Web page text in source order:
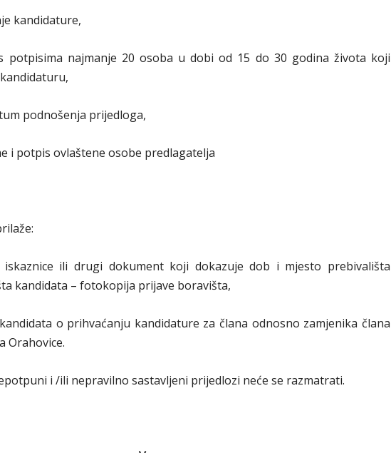
kandidature,
potpisima najmanje 20 osoba u dobi od 15 do 30 godina života koji
podnošenja prijedloga,
i potpis ovlaštene osobe predlagatelja
iskaznice ili drugi dokument koji dokazuje dob i mjesto prebivališta
kandidata – fotokopija prijave boravišta,
o prihvaćanju kandidature za člana odnosno zamjenika člana
Orahovice.
i /ili nepravilno sastavljeni prijedlozi neće se razmatrati.